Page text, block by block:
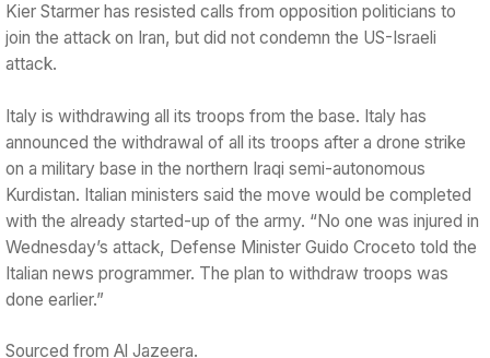
Kier Starmer has resisted calls from opposition politicians to
join the attack on Iran, but did not condemn the US-Israeli
attack.
Italy is withdrawing all its troops from the base. Italy has
announced the withdrawal of all its troops after a drone strike
on a military base in the northern Iraqi semi-autonomous
Kurdistan. Italian ministers said the move would be completed
with the already started-up of the army. “No one was injured in
Wednesday’s attack, Defense Minister Guido Croceto told the
Italian news programmer. The plan to withdraw troops was
done earlier.”
Sourced from Al Jazeera.